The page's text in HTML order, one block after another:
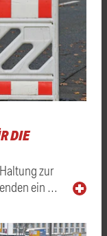
DIE
zur
ein …